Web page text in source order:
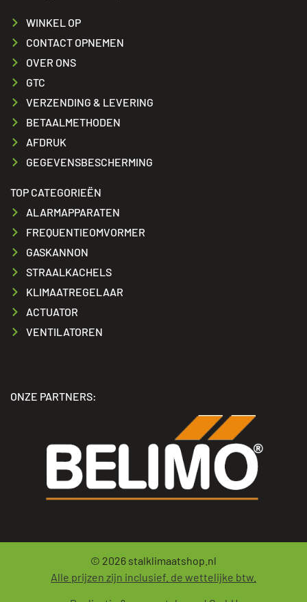
WINKEL OP
CONTACT OPNEMEN
OVER ONS
GTC
VERZENDING & LEVERING
BETAALMETHODEN
AFDRUK
GEGEVENSBESCHERMING
TOP CATEGORIEËN
ALARMAPPARATEN
FREQUENTIEOMVORMER
GASKANNON
STRAALKACHELS
KLIMAATREGELAAR
ACTUATOR
VENTILATOREN
ONZE PARTNERS:
© 2026 stalklimaatshop.nl
Alle prijzen zijn inclusief. de wettelijke btw.